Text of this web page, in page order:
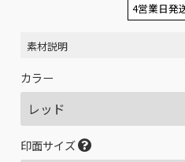
4営業日発
素材説明
カラー
印面サイズ